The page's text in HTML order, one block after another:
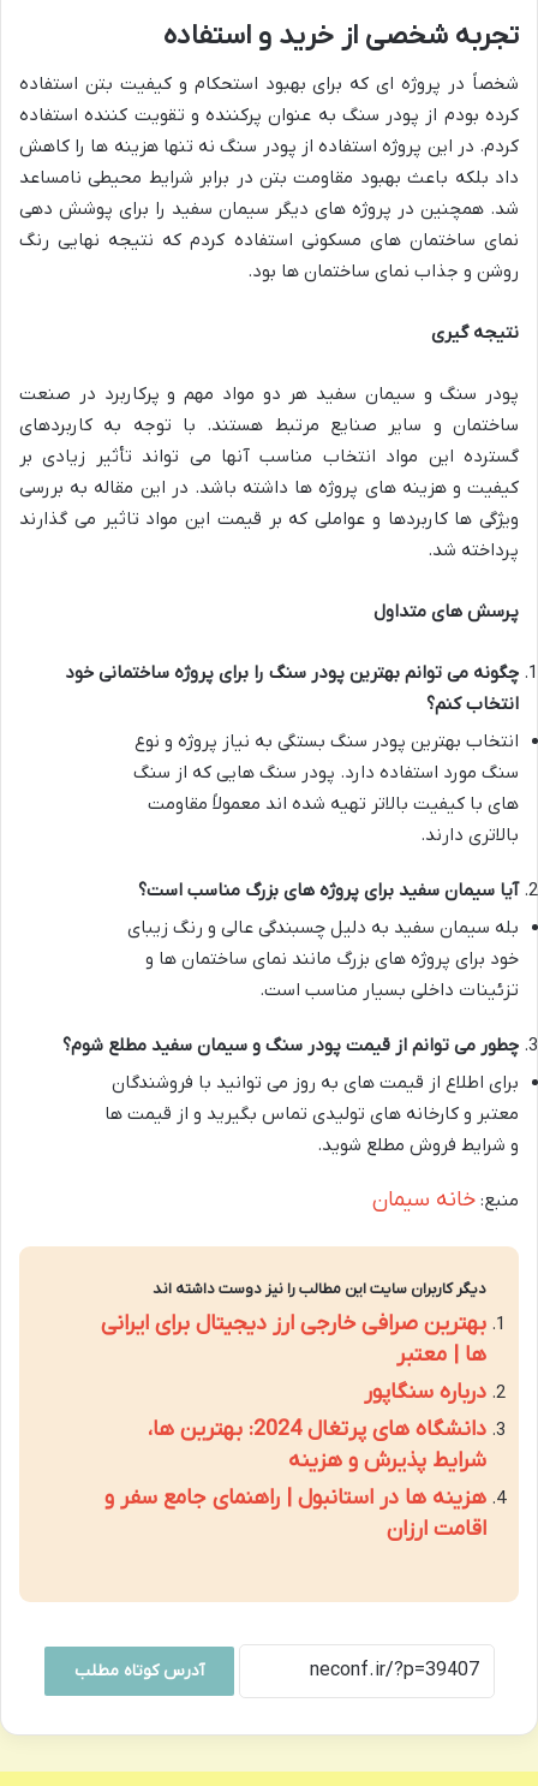
تجربه شخصی از خرید و استفاده
شخصاً در پروژه ای که برای بهبود استحکام و کیفیت بتن استفاده
کرده بودم از پودر سنگ به عنوان پرکننده و تقویت کننده استفاده
کردم. در این پروژه استفاده از پودر سنگ نه تنها هزینه ها را کاهش
داد بلکه باعث بهبود مقاومت بتن در برابر شرایط محیطی نامساعد
شد. همچنین در پروژه های دیگر سیمان سفید را برای پوشش دهی
نمای ساختمان های مسکونی استفاده کردم که نتیجه نهایی رنگ
روشن و جذاب نمای ساختمان ها بود.
نتیجه گیری
پودر سنگ و سیمان سفید هر دو مواد مهم و پرکاربرد در صنعت
ساختمان و سایر صنایع مرتبط هستند. با توجه به کاربردهای
گسترده این مواد انتخاب مناسب آنها می تواند تأثیر زیادی بر
کیفیت و هزینه های پروژه ها داشته باشد. در این مقاله به بررسی
ویژگی ها کاربردها و عواملی که بر قیمت این مواد تاثیر می گذارند
پرداخته شد.
پرسش های متداول
چگونه می توانم بهترین پودر سنگ را برای پروژه ساختمانی خود
انتخاب کنم؟
انتخاب بهترین پودر سنگ بستگی به نیاز پروژه و نوع
سنگ مورد استفاده دارد. پودر سنگ هایی که از سنگ
های با کیفیت بالاتر تهیه شده اند معمولاً مقاومت
بالاتری دارند.
آیا سیمان سفید برای پروژه های بزرگ مناسب است؟
بله سیمان سفید به دلیل چسبندگی عالی و رنگ زیبای
خود برای پروژه های بزرگ مانند نمای ساختمان ها و
تزئینات داخلی بسیار مناسب است.
چطور می توانم از قیمت پودر سنگ و سیمان سفید مطلع شوم؟
برای اطلاع از قیمت های به روز می توانید با فروشندگان
معتبر و کارخانه های تولیدی تماس بگیرید و از قیمت ها
و شرایط فروش مطلع شوید.
منبع: خانه سیمان
دیگر کاربران سایت این مطالب را نیز دوست داشته اند
بهترین صرافی خارجی ارز دیجیتال برای ایرانی
ها | معتبر
درباره سنگاپور
دانشگاه های پرتغال 2024: بهترین ها،
شرایط پذیرش و هزینه
هزینه ها در استانبول | راهنمای جامع سفر و
اقامت ارزان
آدرس کوتاه مطلب